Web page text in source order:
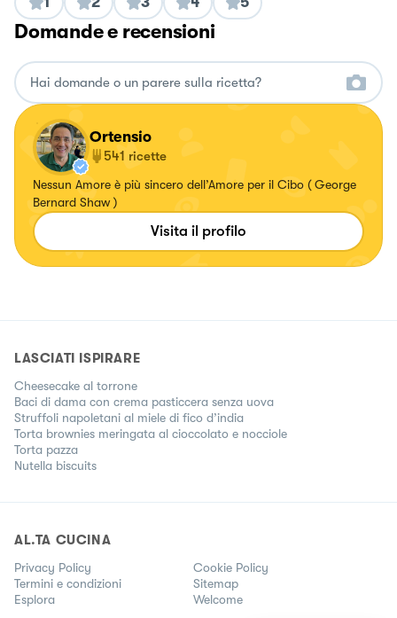
Domande e recensioni
Ortensio
541 ricette
Nessun Amore è più sincero dell’Amore per il Cibo ( George
Bernard Shaw )
Visita il profilo
LASCIATI ISPIRARE
Cheesecake al torrone
Baci di dama con crema pasticcera senza uova
Struffoli napoletani al miele di fico d’india
Torta brownies meringata al cioccolato e nocciole
Torta pazza
Nutella biscuits
AL.TA CUCINA
Privacy Policy
Cookie Policy
Termini e condizioni
Sitemap
Esplora
Welcome